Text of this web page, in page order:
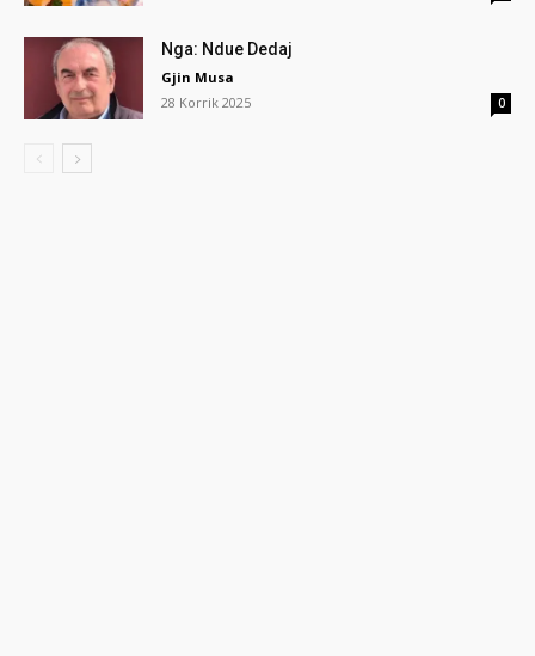
Nga: Ndue Dedaj
Gjin Musa
28 Korrik 2025
0